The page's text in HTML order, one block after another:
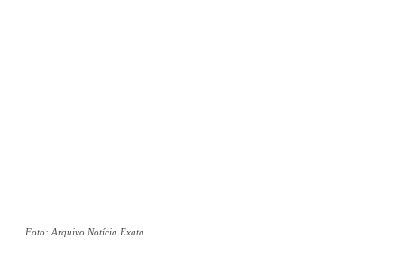
Foto: Arquivo Notícia Exata